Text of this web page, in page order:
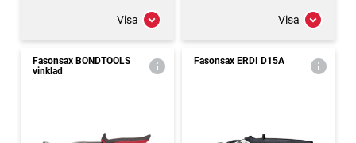
Visa Visa
Fasonsax BONDTOOLS
vinklad
Fasonsax ERDI D15A